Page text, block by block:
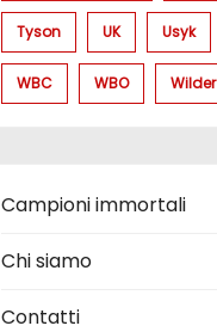
Tyson UK Usyk
WBC WBO Wilder
Campioni immortali
Chi siamo
Contatti